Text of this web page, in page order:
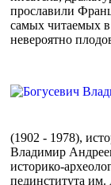
прославили
самых читаемых
невероятно
(1902 - 1978),
Владимир
историко-
пединститута им.